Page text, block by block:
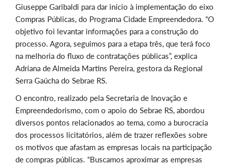
Giuseppe Garibaldi para dar início à implementação do eixo
Compras Públicas, do Programa Cidade Empreendedora. “O
objetivo foi levantar informações para a construção do
processo. Agora, seguimos para a etapa três, que terá foco
na melhoria do fluxo de contratações públicas”, explica
Adriana de Almeida Martins Pereira, gestora da Regional
Serra Gaúcha do Sebrae RS.
O encontro, realizado pela Secretaria de Inovação e
Empreendedorismo, com o apoio do Sebrae RS, abordou
diversos pontos relacionados ao tema, como a burocracia
dos processos licitatórios, além de trazer reflexões sobre
os motivos que afastam as empresas locais na participação
de compras públicas. “Buscamos aproximar as empresas